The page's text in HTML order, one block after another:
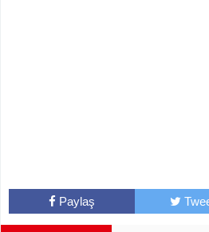
Paylaş